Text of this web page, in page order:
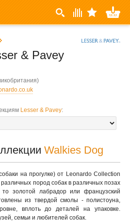
& Pavey
Lesser & Pavey:
Walkies Dog
на прогулке) от Leonardo Collection
пород собак в различных позах
золотой лабрадор или французский
из твердой смолы - полистоуна,
вплоть до деталей на упаковке.
семьи и любителей собак.